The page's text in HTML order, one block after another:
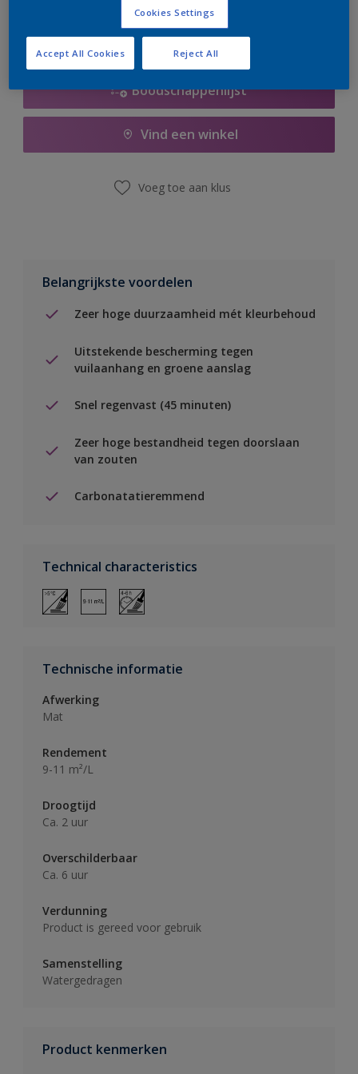
Boodschappenlijst
Vind een winkel
Voeg toe aan klus
Belangrijkste voordelen
Zeer hoge duurzaamheid mét kleurbehoud
Uitstekende bescherming tegen
vuilaanhang en groene aanslag
Snel regenvast (45 minuten)
Zeer hoge bestandheid tegen doorslaan
van zouten
Carbonatatieremmend
Technical characteristics
Technische informatie
Afwerking
Mat
Rendement
9-11 m²/L
Droogtijd
Ca. 2 uur
Overschilderbaar
Ca. 6 uur
Verdunning
Product is gereed voor gebruik
Samenstelling
Watergedragen
Product kenmerken
Cookies Settings
Reject All
Accept All Cookies